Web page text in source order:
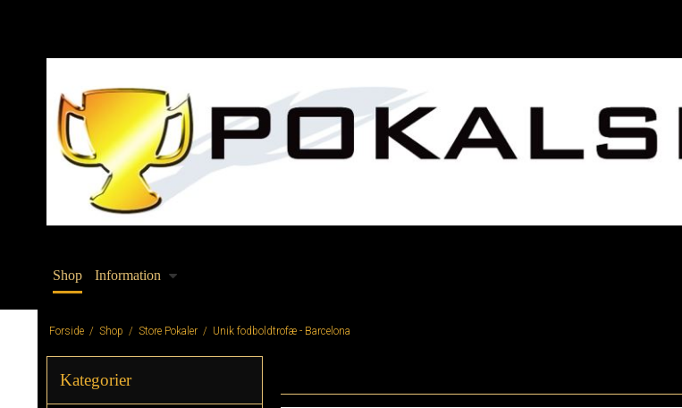
Shop Information
Forside / Shop / Store Pokaler / Unik fodboldtrofæ - Barcelona
Kategorier